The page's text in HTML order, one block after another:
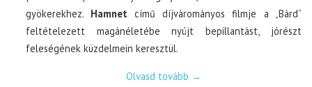
gyökerekhez. Hamnet című díjvárományos filmje a „Bárd”
feltételezett magánéletébe nyújt bepillantást, jórészt
feleségének küzdelmein keresztül.
Olvasd tovább →